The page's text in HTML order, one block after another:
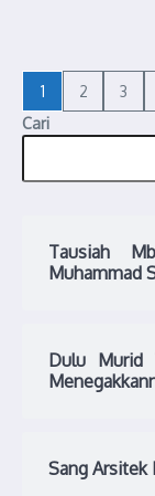
1 2 3
Cari
Tausiah
Muhammad
Dulu Murid
Sang Arsitek